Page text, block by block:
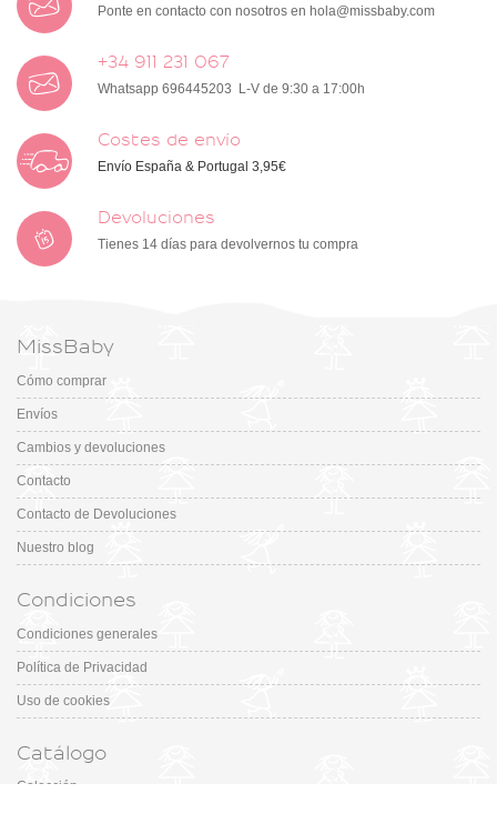
Ponte en contacto con nosotros en hola@missbaby.com
+34 911 231 067
Whatsapp 696445203 L-V de 9:30 a 17:00h
Costes de envío
Envío España & Portugal 3,95€
Devoluciones
Tienes 14 días para devolvernos tu compra
MissBaby
Cómo comprar
Envíos
Cambios y devoluciones
Contacto
Contacto de Devoluciones
Nuestro blog
Condiciones
Condiciones generales
Política de Privacidad
Uso de cookies
Catálogo
Colección